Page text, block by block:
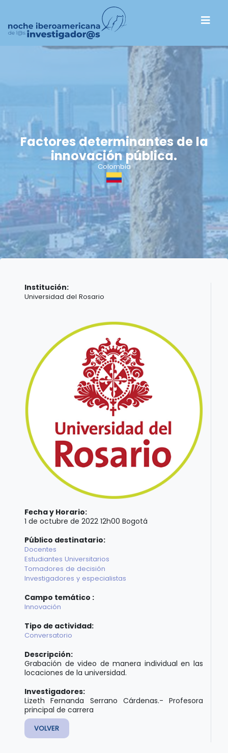
Factores determinantes de la
innovación pública.
Colombia
Institución:
Universidad del Rosario
Fecha y Horario:
1 de octubre de 2022 12h00 Bogotá
Público destinatario:
Docentes
Estudiantes Universitarios
Tomadores de decisión
Investigadores y especialistas
Campo temático :
Innovación
Tipo de actividad:
Conversatorio
Descripción:
Grabación de video de manera individual en las
locaciones de la universidad.
Investigadores:
Lizeth Fernanda Serrano Cárdenas.- Profesora
principal de carrera
VOLVER